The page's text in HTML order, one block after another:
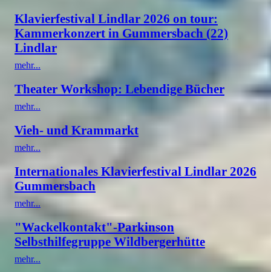
Klavierfestival Lindlar 2026 on tour:
Kammerkonzert in Gummersbach (22)
Lindlar
mehr...
Theater Workshop: Lebendige Bücher
mehr...
Vieh- und Krammarkt
mehr...
Internationales Klavierfestival Lindlar 2026
Gummersbach
mehr...
"Wackelkontakt"-Parkinson
Selbsthilfegruppe Wildbergerhütte
mehr...